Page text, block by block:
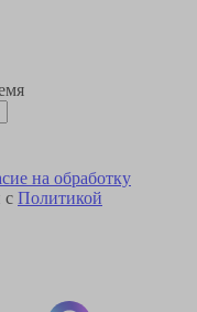
на обработку
с Политикой